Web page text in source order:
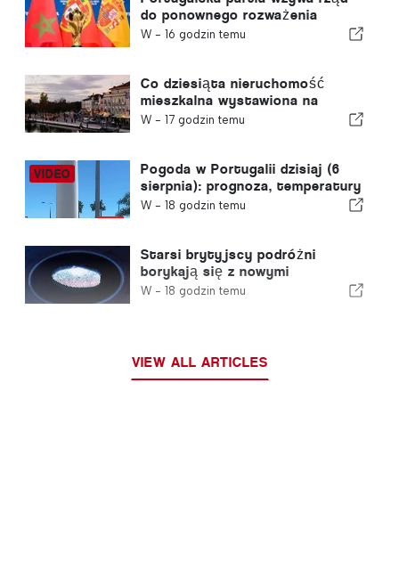
do ponownego rozważenia
decyzji o przyznaniu Maroku
roku w związku z kryzysem w
Ceucie
W - 16 godzin temu
Co dziesiąta nieruchomość
mieszkalna wystawiona na
sprzedaż w Portugalii znajduje
W - 17 godzin temu
Pogoda w Portugalii dzisiaj (6
sierpnia): prognoza, temperatury
i czego można się spodziewać
W - 18 godzin temu
Starsi brytyjscy podróżni
borykają się z nowymi
kontrolami odcisków palców
W - 18 godzin temu
VIEW ALL ARTICLES